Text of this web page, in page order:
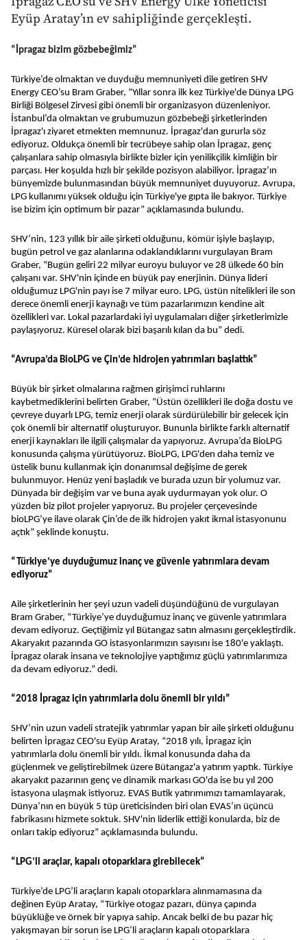
Eyüp Aratay’ın ev sahipliğinde gerçekleşti.
“İpragaz bizim gözbebeğimiz”
Türkiye’de olmaktan ve duyduğu memnuniyeti dile getiren SHV
Energy CEO’su Bram Graber, “Yıllar sonra ilk kez Türkiye'de Dünya LPG
Birliği Bölgesel Zirvesi gibi önemli bir organizasyon düzenleniyor.
İstanbul’da olmaktan ve grubumuzun gözbebeği şirketlerinden
İpragaz'ı ziyaret etmekten memnunuz. İpragaz'dan gururla söz
ediyoruz. Oldukça önemli bir tecrübeye sahip olan İpragaz, genç
çalışanlara sahip olmasıyla birlikte bizler için yenilikçilik kimliğin bir
parçası. Her koşulda hızlı bir şekilde pozisyon alabiliyor. İpragaz’ın
bünyemizde bulunmasından büyük memnuniyet duyuyoruz. Avrupa,
LPG kullanımı yüksek olduğu için Türkiye'ye gıpta ile bakıyor. Türkiye
ise bizim için optimum bir pazar” açıklamasında bulundu.
SHV’nin, 123 yıllık bir aile şirketi olduğunu, kömür işiyle başlayıp,
bugün petrol ve gaz alanlarına odaklandıklarını vurgulayan Bram
Graber, “Bugün geliri 22 milyar euroyu buluyor ve 28 ülkede 60 bin
çalışanı var. SHV'nin içinde en büyük pay enerjinin. Dünya lideri
olduğumuz LPG'nin payı ise 7 milyar euro. LPG, üstün nitelikleri ile son
derece önemli enerji kaynağı ve tüm pazarlarımızın kendine ait
özellikleri var. Lokal pazarlardaki iyi uygulamaları diğer şirketlerimizle
paylaşıyoruz. Küresel olarak bizi başarılı kılan da bu” dedi.
“Avrupa’da BioLPG ve Çin’de hidrojen yatırımları başlattık”
Büyük bir şirket olmalarına rağmen girişimci ruhlarını
kaybetmediklerini belirten Graber, “Üstün özellikleri ile doğa dostu ve
çevreye duyarlı LPG, temiz enerji olarak sürdürülebilir bir gelecek için
çok önemli bir alternatif oluşturuyor. Bununla birlikte farklı alternatif
enerji kaynakları ile ilgili çalışmalar da yapıyoruz. Avrupa’da BioLPG
konusunda çalışma yürütüyoruz. BioLPG, LPG'den daha temiz ve
üstelik bunu kullanmak için donanımsal değişime de gerek
bulunmuyor. Henüz yeni başladık ve burada uzun bir yolumuz var.
Dünyada bir değişim var ve buna ayak uydurmayan yok olur. O
yüzden biz pilot projeler yapıyoruz. Bu projeler çerçevesinde
bioLPG’ye ilave olarak Çin’de de ilk hidrojen yakıt ikmal istasyonunu
açtık” şeklinde konuştu.
“Türkiye’ye duyduğumuz inanç ve güvenle yatırımlara devam
ediyoruz”
Aile şirketlerinin her şeyi uzun vadeli düşündüğünü de vurgulayan
Bram Graber, “Türkiye’ye duyduğumuz inanç ve güvenle yatırımlara
devam ediyoruz. Geçtiğimiz yıl Bütangaz satın almasını gerçekleştirdik.
Akaryakıt pazarında GO istasyonlarımızın sayısını ise 180'e yaklaştı.
İpragaz olarak insana ve teknolojiye yaptığımız güçlü yatırımlarımıza
da devam ediyoruz.” dedi.
“2018 İpragaz için yatırımlarla dolu önemli bir yıldı”
SHV’nin uzun vadeli stratejik yatırımlar yapan bir aile şirketi olduğunu
belirten İpragaz CEO'su Eyüp Aratay, “2018 yılı, İpragaz için
yatırımlarla dolu önemli bir yıldı. İkmal konusunda daha da
güçlenmek ve geliştirebilmek üzere Bütangaz'a yatırım yaptık. Türkiye
akaryakıt pazarının genç ve dinamik markası GO'da ise bu yıl 200
istasyona ulaşmak istiyoruz. EVAS Butik yatırımımızı tamamlayarak,
Dünya’nın en büyük 5 tüp üreticisinden biri olan EVAS’ın üçüncü
fabrikasını hizmete soktuk. SHV'nin liderlik ettiği konularda, biz de
onları takip ediyoruz” açıklamasında bulundu.
“LPG’li araçlar, kapalı otoparklara girebilecek”
Türkiye’de LPG’li araçların kapalı otoparklara alınmamasına da
değinen Eyüp Aratay, “Türkiye otogaz pazarı, dünya çapında
büyüklüğe ve örnek bir yapıya sahip. Ancak belki de bu pazar hiç
yakışmayan bir sorun ise LPG’li araçların kapalı otoparklara